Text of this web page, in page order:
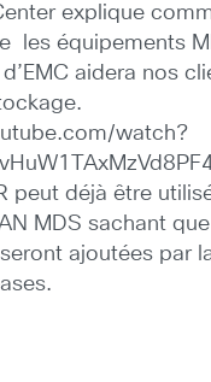
explique
les équipements
aidera nos
watch?
peut déjà être
MDS sachant
ajoutées par